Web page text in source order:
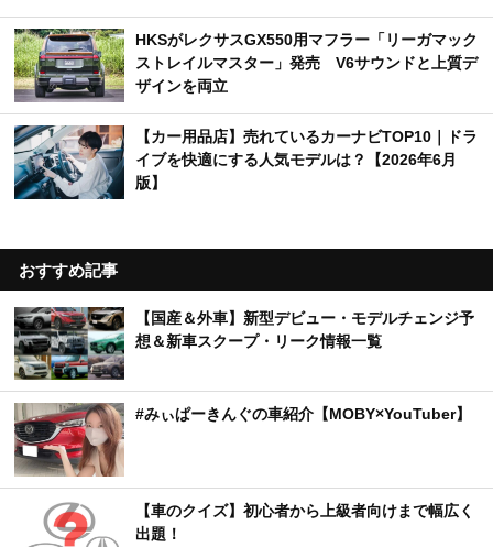
HKSがレクサスGX550用マフラー「リーガマック
ストレイルマスター」発売 V6サウンドと上質デ
ザインを両立
【カー用品店】売れているカーナビTOP10｜ドラ
イブを快適にする人気モデルは？【2026年6月
版】
おすすめ記事
【国産＆外車】新型デビュー・モデルチェンジ予
想＆新車スクープ・リーク情報一覧
#みぃぱーきんぐの車紹介【MOBY×YouTuber】
【車のクイズ】初心者から上級者向けまで幅広く
出題！